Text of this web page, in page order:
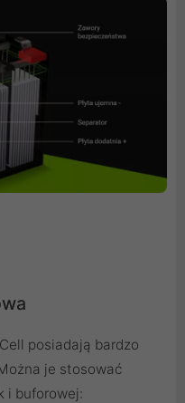
posiadają bardzo
je stosować
i buforowej: